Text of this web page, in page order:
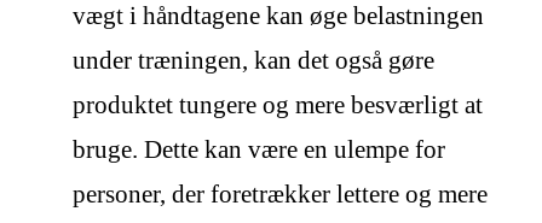
vægt i håndtagene kan øge belastningen
under træningen, kan det også gøre
produktet tungere og mere besværligt at
bruge. Dette kan være en ulempe for
personer, der foretrækker lettere og mere